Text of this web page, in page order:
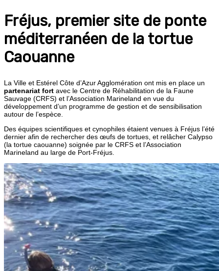
Fréjus, premier site de ponte
méditerranéen de la tortue
Caouanne
La Ville et Estérel Côte d’Azur Agglomération ont mis en place un
partenariat fort avec le Centre de Réhabilitation de la Faune
Sauvage (CRFS) et l’Association Marineland en vue du
développement d’un programme de gestion et de sensibilisation
autour de l’espèce.
Des équipes scientifiques et cynophiles étaient venues à Fréjus l’été
dernier afin de rechercher des œufs de tortues, et relâcher Calypso
(la tortue caouanne) soignée par le CRFS et l’Association
Marineland au large de Port-Fréjus.